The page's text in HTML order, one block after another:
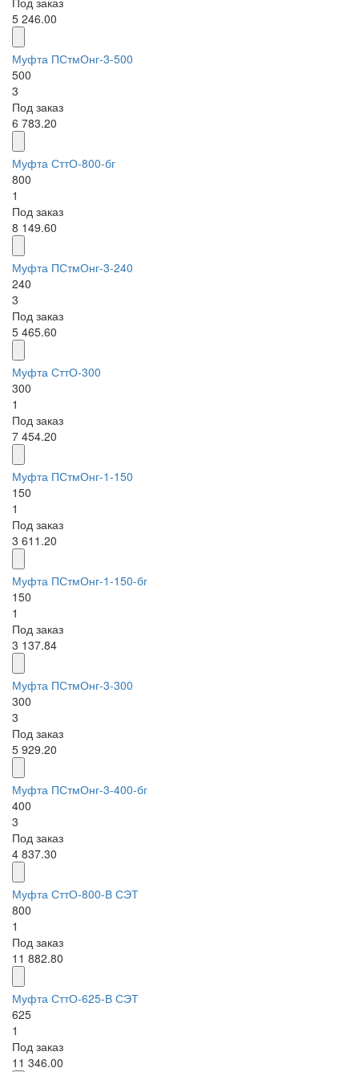
5 246.00
Муфта ПСтмОнг-3-500
500
3
Под заказ
6 783.20
Муфта СттО-800-бг
800
1
Под заказ
8 149.60
Муфта ПСтмОнг-3-240
240
3
Под заказ
5 465.60
Муфта СттО-300
300
1
Под заказ
7 454.20
Муфта ПСтмОнг-1-150
150
1
Под заказ
3 611.20
Муфта ПСтмОнг-1-150-бг
150
1
Под заказ
3 137.84
Муфта ПСтмОнг-3-300
300
3
Под заказ
5 929.20
Муфта ПСтмОнг-3-400-бг
400
3
Под заказ
4 837.30
Муфта СттО-800-В СЭТ
800
1
Под заказ
11 882.80
Муфта СттО-625-В СЭТ
625
1
Под заказ
11 346.00